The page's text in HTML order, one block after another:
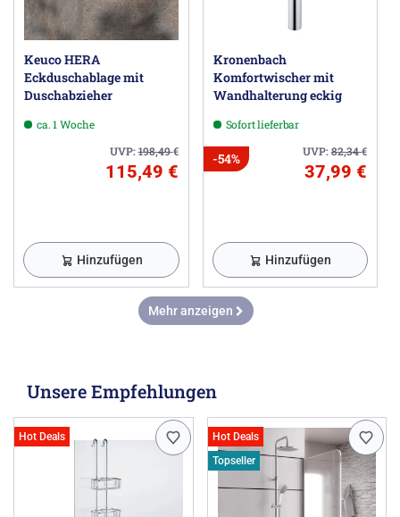
Keuco HERA
Eckduschablage mit
Duschabzieher
ca. 1 Woche
UVP:198,49€
115,49 €
Hinzufügen
Kronenbach
Komfortwischer mit
Wandhalterung eckig
Sofort lieferbar
UVP:82,34€
-54%
37,99 €
Hinzufügen
Mehr anzeigen
Unsere Empfehlungen
Hot Deals
Hot Deals
Topseller